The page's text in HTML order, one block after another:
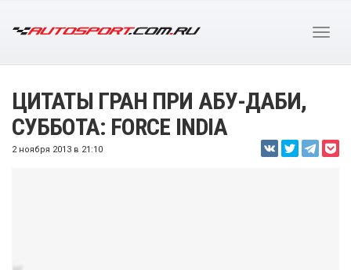
ЦИТАТЫ ГРАН ПРИ АБУ-ДАБИ,
СУББОТА: FORCE INDIA
2 ноября 2013 в 21:10